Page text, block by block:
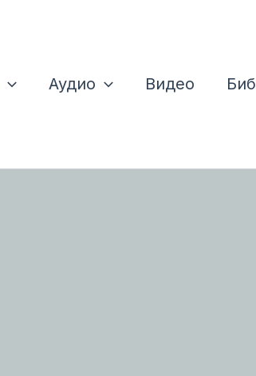
Аудио Видео